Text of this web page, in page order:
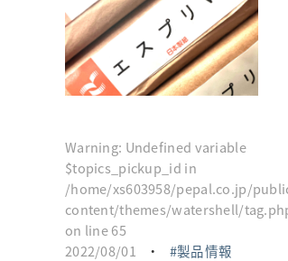
Warning: Undefined variable
$topics_pickup_id in
/home/xs603958/pepal.co.jp/
content/themes/watershell/
on line65
2022/08/01
・ 製品情報